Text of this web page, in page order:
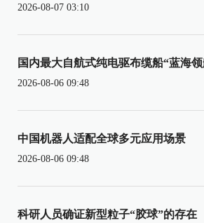
2026-08-07 03:10
国内最大自航式纯电驱布缆船“蓝海
2026-08-06 09:48
中国机器人适配全球多元应用场景
2026-08-06 09:48
科研人员确证新型粒子“胶球”的存在